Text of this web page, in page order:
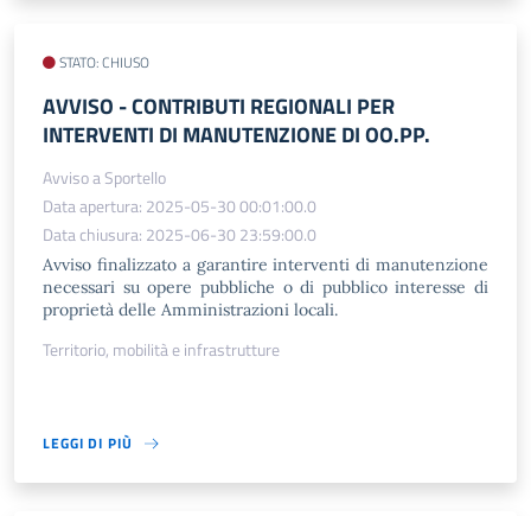
STATO: CHIUSO
AVVISO - CONTRIBUTI REGIONALI PER
INTERVENTI DI MANUTENZIONE DI OO.PP.
Avviso a Sportello
Data apertura: 2025-05-30 00:01:00.0
Data chiusura: 2025-06-30 23:59:00.0
Avviso finalizzato a garantire interventi di manutenzione
necessari su opere pubbliche o di pubblico interesse di
proprietà delle Amministrazioni locali.
Territorio, mobilità e infrastrutture
LEGGI DI PIÙ